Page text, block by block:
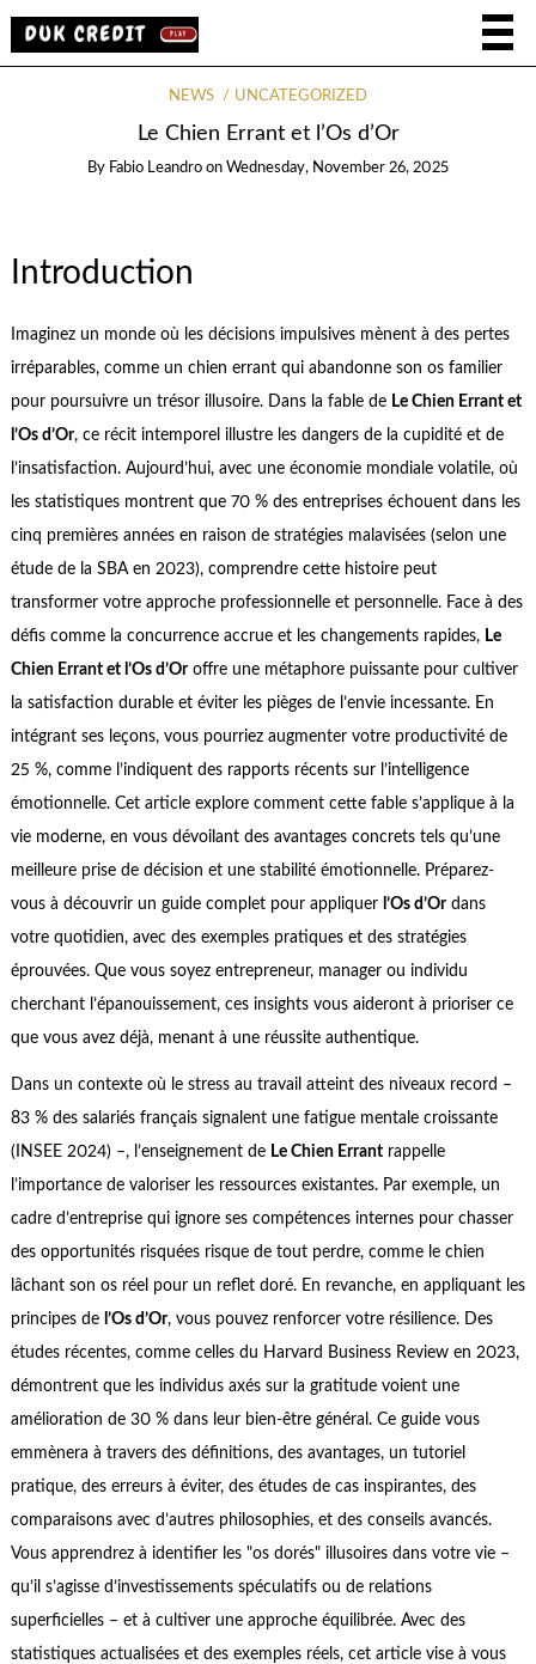
NEWS UNCATEGORIZED
Le Chien Errant et l’Os d’Or
By Fabio Leandro on Wednesday, November 26, 2025
Introduction
Imaginez un monde où les décisions impulsives mènent à des pertes
irréparables, comme un chien errant qui abandonne son os familier
pour poursuivre un trésor illusoire. Dans la fable de Le Chien Errant et
l’Os d’Or, ce récit intemporel illustre les dangers de la cupidité et de
l’insatisfaction. Aujourd’hui, avec une économie mondiale volatile, où
les statistiques montrent que 70 % des entreprises échouent dans les
cinq premières années en raison de stratégies malavisées (selon une
étude de la SBA en 2023), comprendre cette histoire peut
transformer votre approche professionnelle et personnelle. Face à des
défis comme la concurrence accrue et les changements rapides, Le
Chien Errant et l’Os d’Oroffre une métaphore puissante pour cultiver
la satisfaction durable et éviter les pièges de l’envie incessante. En
intégrant ses leçons, vous pourriez augmenter votre productivité de
25 %, comme l’indiquent des rapports récents sur l’intelligence
émotionnelle. Cet article explore comment cette fable s’applique à la
vie moderne, en vous dévoilant des avantages concrets tels qu’une
meilleure prise de décision et une stabilité émotionnelle. Préparez-
vous à découvrir un guide complet pour appliquer l’Os d’Ordans
votre quotidien, avec des exemples pratiques et des stratégies
éprouvées. Que vous soyez entrepreneur, manager ou individu
cherchant l’épanouissement, ces insights vous aideront à prioriser ce
que vous avez déjà, menant à une réussite authentique.
Dans un contexte où le stress au travail atteint des niveaux record –
83 % des salariés français signalent une fatigue mentale croissante
(INSEE 2024) –, l’enseignement de Le Chien Errantrappelle
l’importance de valoriser les ressources existantes. Par exemple, un
cadre d’entreprise qui ignore ses compétences internes pour chasser
des opportunités risquées risque de tout perdre, comme le chien
lâchant son os réel pour un reflet doré. En revanche, en appliquant les
principes de l’Os d’Or, vous pouvez renforcer votre résilience. Des
études récentes, comme celles du Harvard Business Review en 2023,
démontrent que les individus axés sur la gratitude voient une
amélioration de 30 % dans leur bien-être général. Ce guide vous
emmènera à travers des définitions, des avantages, un tutoriel
pratique, des erreurs à éviter, des études de cas inspirantes, des
comparaisons avec d’autres philosophies, et des conseils avancés.
Vous apprendrez à identifier les "os dorés" illusoires dans votre vie –
qu’il s’agisse d’investissements spéculatifs ou de relations
superficielles – et à cultiver une approche équilibrée. Avec des
statistiques actualisées et des exemples réels, cet article vise à vous